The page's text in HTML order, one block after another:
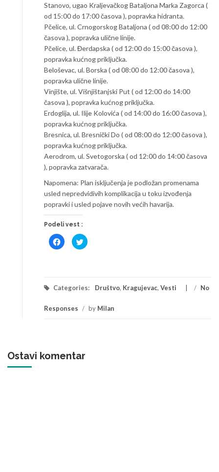
Stanovo, ugao Kraljevačkog Bataljona Marka Zagorca (
od 15:00 do 17:00 časova ), popravka hidranta.
Pčelice, ul. Crnogorskog Bataljona ( od 08:00 do 12:00
časova ), popravka ulične linije.
Pčelice, ul. Đerdapska ( od 12:00 do 15:00 časova ),
popravka kućnog priključka.
Beloševac, ul. Borska ( od 08:00 do 12:00 časova ),
popravka ulične linije.
Vinjište, ul. Višnjištanjski Put ( od 12:00 do 14:00
časova ), popravka kućnog priključka.
Erdoglija, ul. Ilije Kolovića ( od 14:00 do 16:00 časova ),
popravka kućnog priključka.
Bresnica, ul. Bresnički Do ( od 08:00 do 12:00 časova ),
popravka kućnog priključka.
Aerodrom, ul. Svetogorska ( od 12:00 do 14:00 časova
), popravka zatvarača.
Napomena: Plan isključenja je podložan promenama
usled nepredvidivih komplikacija u toku izvođenja
popravki i usled pojave novih većih havarija.
Podeli vest :
Click
to
share
window)
Click
to
window)
Categories: Društvo, Kragujevac, Vesti / No
Responses / by Milan
Ostavi komentar